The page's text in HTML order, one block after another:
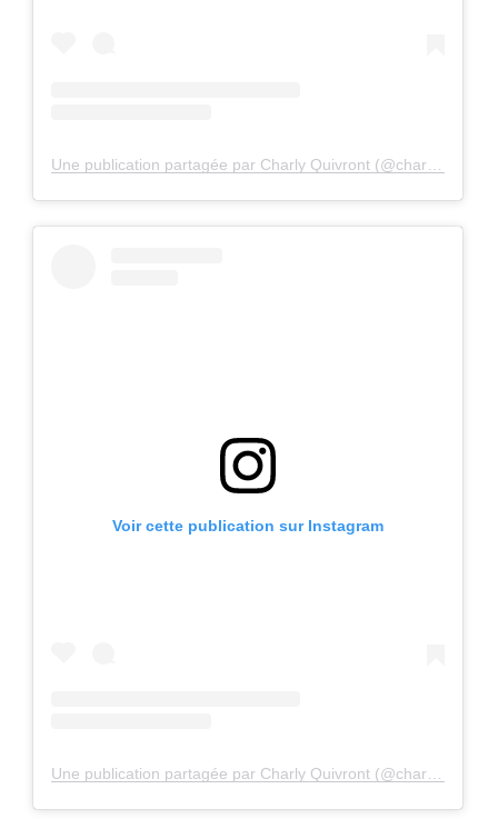
Voir cette publication sur Instagram
Une publication partagée par Charly Quivront (@charlyquivront)